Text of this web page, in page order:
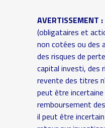
AVERTISSEMENT :
(obligataires et
non cotées ou des
des risques de
capital investi, des
revente des titres
peut être
remboursement
il peut être